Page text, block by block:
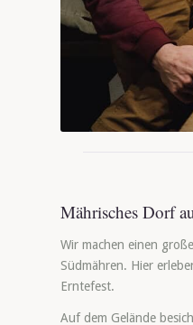
Mährisches Dorf
Wir machen einen
Südmähren. Hier
Erntefest.
Auf dem Gelände